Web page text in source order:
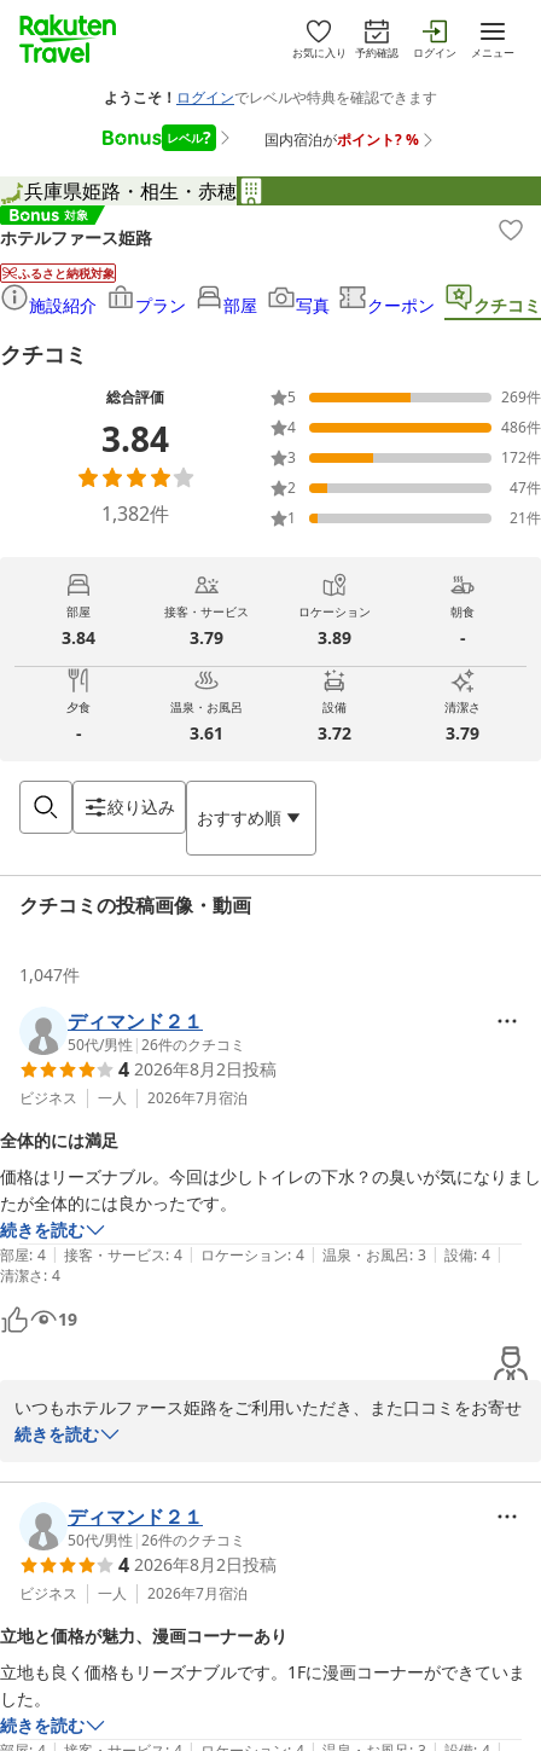
お気に入り 予約確認 ログイン メニュー
兵庫県姫路・相生・赤穂
ホテルファース姫路
ふるさと納税対象
施設紹介 プラン 部屋 写真 クーポン クチコミ
クチコミ
総合評価
3.84
1,382件
5 269件
4
486件
3
172件
2
47件
1
21件
部屋
3.84
接客・サービス
3.79
ロケーション
3.89
朝食
-
夕食
-
温泉・お風呂
3.61
設備
3.72
清潔さ
3.79
絞り込み おすすめ順
クチコミの投稿画像・動画
1,047件
ディマンド２１
50代/男性 |26件のクチコミ
4 2026年8月2日投稿
ビジネス 一人 2026年7月宿泊
全体的には満足
価格はリーズナブル。今回は少しトイレの下水？の臭いが気になりまし
たが全体的には良かったです。
続きを読む
部屋: 4 | 接客・サービス: 4 | ロケーション: 4 | 温泉・お風呂: 3 | 設備: 4 |
清潔さ: 4
19
いつもホテルファース姫路をご利用いただき、また口コミをお寄せ
いただき誠にありがとうございます。
価格についてご満足いただき、「全体的には良かった」とのお言葉
を頂戴し、大変嬉しく思います。
一方で、トイレの臭いにつきましては、ご不快な思いをおかけし申
し訳ございませんでした。ご指摘を真摯に受け止め、排水設備を含
に努めてまいります。
これからも、お客様に安心して快適にご宿泊いただけるホテルを目
指し、設備管理やサービスの向上に取り組んでまいります。
続きを読む
ディマンド２１
50代/男性 |26件のクチコミ
4 2026年8月2日投稿
ビジネス 一人 2026年7月宿泊
立地と価格が魅力、漫画コーナーあり
立地も良く価格もリーズナブルです。1Fに漫画コーナーができていま
した。
続きを読む